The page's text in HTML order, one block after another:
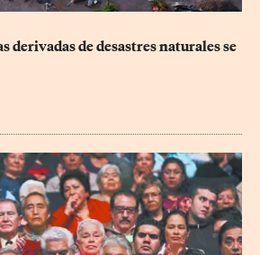
derivadas de desastres naturales se